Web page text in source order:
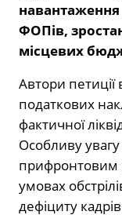
ФОПів,
місцевих
Автори
податкових
фактичної
Особливу
прифронтовим
умовах
дефіциту